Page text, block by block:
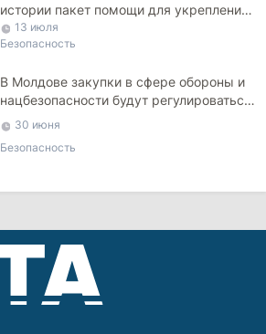
истории пакет помощи для укрепления
ПВО13 июля
Безопасность
В Молдове закупки в сфере обороны и
нацбезопасности будут регулироваться
специальным законом
30 июня
Безопасность